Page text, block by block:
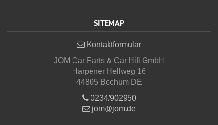
SITEMAP
Kontaktformular
JOM Car Parts & Car Hifi GmbH
Harpener Hellweg 16
44805 Bochum DE
0234/902950
jom@jom.de